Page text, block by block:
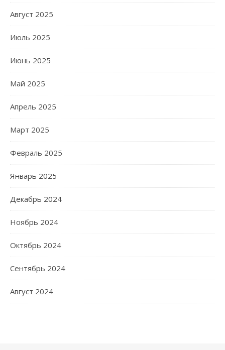
Август 2025
Июль 2025
Июнь 2025
Май 2025
Апрель 2025
Март 2025
Февраль 2025
Январь 2025
Декабрь 2024
Ноябрь 2024
Октябрь 2024
Сентябрь 2024
Август 2024